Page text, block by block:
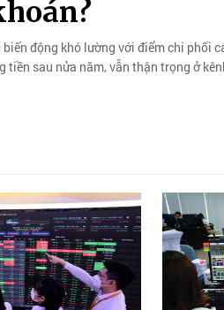
động khó lường với điểm chi phối
tiền sau nửa năm, vẫn thận trọng ở